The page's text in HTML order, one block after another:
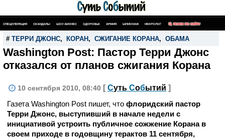
СПЕЦОПЕРАЦИЯ СКАНДАЛЫ ШОУ-БИЗНЕС ЗДОРОВЬЕ АРМИЯ ШПИОНАЖ НЕКРОЛОГ ПОИСК ПО САЙТУ
# ТЕРРИ ДЖОНС, КОРАН , СЖИГАНИЕ КОРАНА, ОБАМА
Washington Post: Пастор Терри Джонс
отказался от планов сжигания Корана
10 сентября 2010, 08:40 [ Суть Событий ]
Газета Washington Post пишет, что флоридский пастор
Терри Джонс, выступивший в начале недели с
инициативой устроить публичное сожжение Корана в
своем приходе в годовщину терактов 11 сентября,